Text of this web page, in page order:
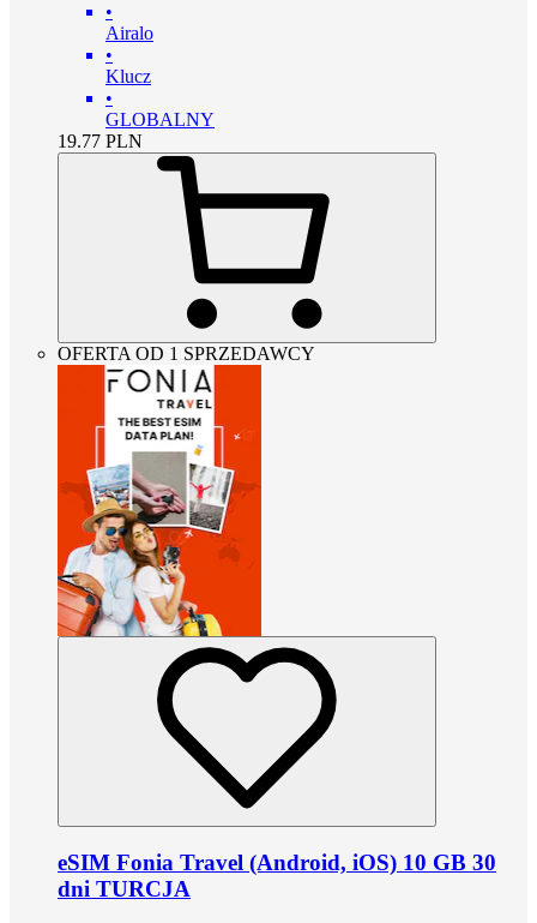
•
Airalo
•
Klucz
•
GLOBALNY
19.77 PLN
OFERTA OD 1 SPRZEDAWCY
eSIM Fonia Travel (Android, iOS) 10 GB 30
dni TURCJA